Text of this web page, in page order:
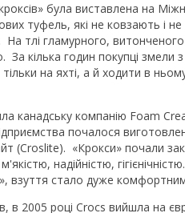
була виставлена ​​на
туфель, які не ковзають і
тлі гламурного,
За кілька годин покупці змели
на яхті, а й ходити в
канадську компанію Foam
почалося
(Croslite). «Крокси» почали
надійністю,
взуття стало дуже
в 2005 році Crocs вийшла на